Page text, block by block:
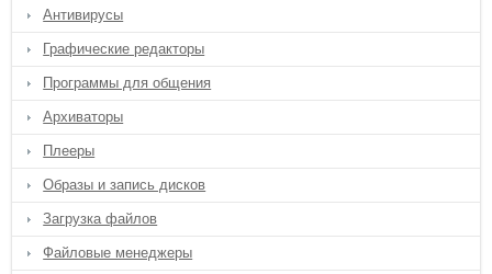
Антивирусы
Графические редакторы
Программы для общения
Архиваторы
Плееры
Образы и запись дисков
Загрузка файлов
Файловые менеджеры